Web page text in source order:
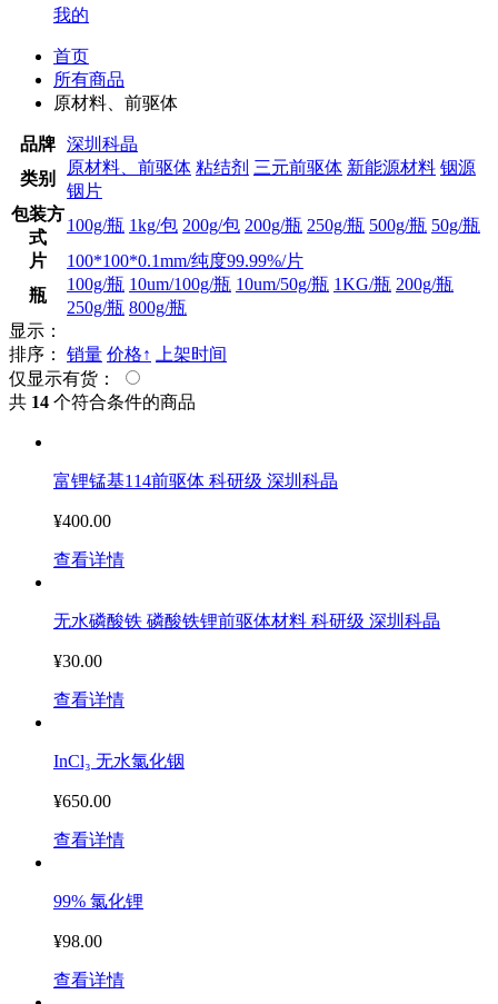
我的
首页
所有商品
原材料、前驱体
品牌 深圳科晶
类别
原材料、前驱体 粘结剂 三元前驱体 新能源材料 铟源
铟片
包装方
式
100g/瓶 1kg/包 200g/包 200g/瓶 250g/瓶 500g/瓶 50g/瓶
片
100*100*0.1mm/纯度99.99%/片
瓶
100g/瓶 10um/100g/瓶 10um/50g/瓶 1KG/瓶 200g/瓶
250g/瓶 800g/瓶
显示：
排序：
销量 价格↑
上架时间
仅显示有货：
共 14 个符合条件的商品
富锂锰基114前驱体 科研级 深圳科晶
¥400.00
查看详情
无水磷酸铁 磷酸铁锂前驱体材料 科研级 深圳科晶
¥30.00
查看详情
InCl₃ 无水氯化铟
¥650.00
查看详情
99% 氯化锂
¥98.00
查看详情